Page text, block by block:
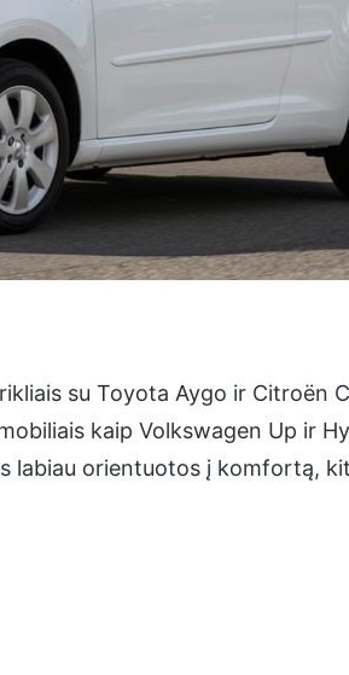
su Toyota Aygo ir Citroën
kaip Volkswagen Up ir
labiau orientuotos į komfortą,